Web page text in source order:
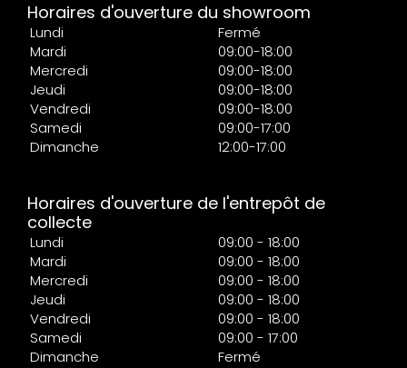
Horaires d'ouverture du showroom
Lundi
Fermé
Mardi
09:00-18:00
Mercredi
09:00-18:00
Jeudi
09:00-18:00
Vendredi
09:00-18:00
Samedi
09:00-17:00
Dimanche
12:00-17:00
Horaires d'ouverture de l'entrepôt de
collecte
Lundi
09:00 - 18:00
Mardi
09:00 - 18:00
Mercredi
09:00 - 18:00
Jeudi
09:00 - 18:00
Vendredi
09:00 - 18:00
Samedi
09:00 - 17:00
Dimanche
Fermé